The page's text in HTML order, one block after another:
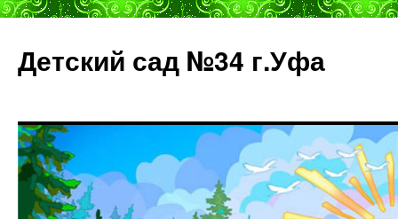
Детский сад №34 г.Уфа